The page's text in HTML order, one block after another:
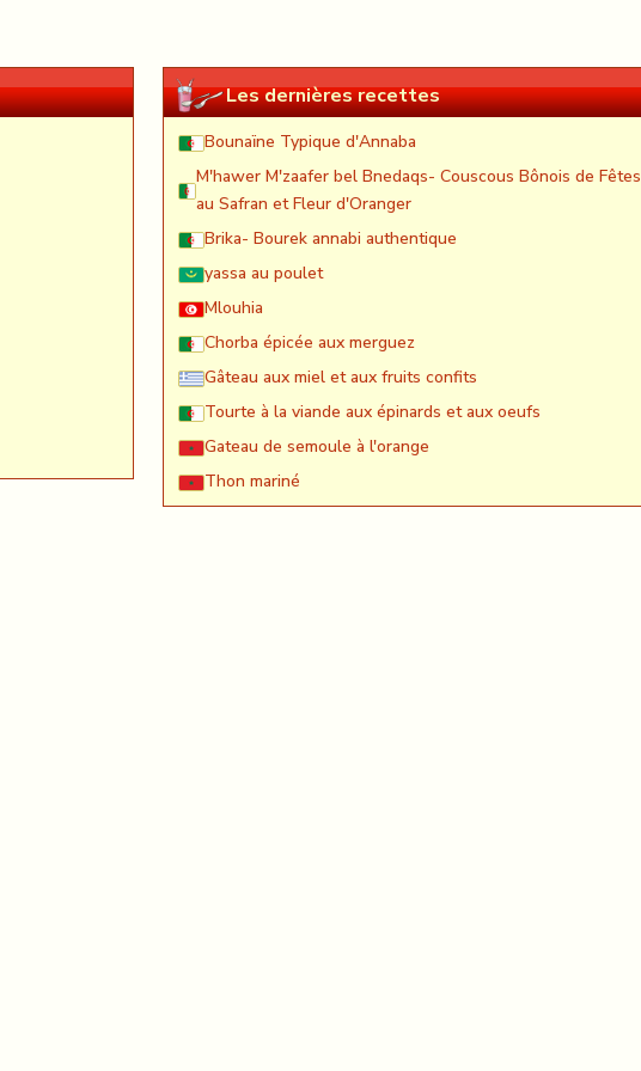
Les dernières recettes
Bounaïne Typique d'Annaba
M'hawer M'zaafer bel Bnedaqs- Couscous Bônois de Fêtes
au Safran et Fleur d'Oranger
Brika- Bourek annabi authentique
yassa au poulet
Mlouhia
Chorba épicée aux merguez
Gâteau aux miel et aux fruits confits
Tourte à la viande aux épinards et aux oeufs
Gateau de semoule à l'orange
Thon mariné